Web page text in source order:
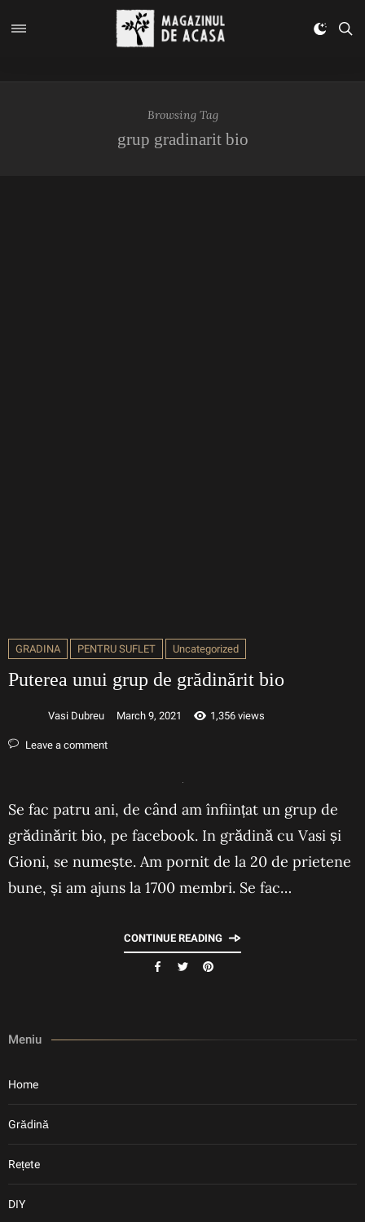
Browsing Tag
grup gradinarit bio
GRADINA PENTRU SUFLET Uncategorized
Puterea unui grup de grădinărit bio
Vasi Dubreu March 9, 2021 1,356 views
Leave a comment
Se fac patru ani, de când am înființat un grup de
grădinărit bio, pe facebook. In grădină cu Vasi și
Gioni, se numește. Am pornit de la 20 de prietene
bune, și am ajuns la 1700 membri. Se fac…
CONTINUE READING
Meniu
Home
Grădină
Rețete
DIY